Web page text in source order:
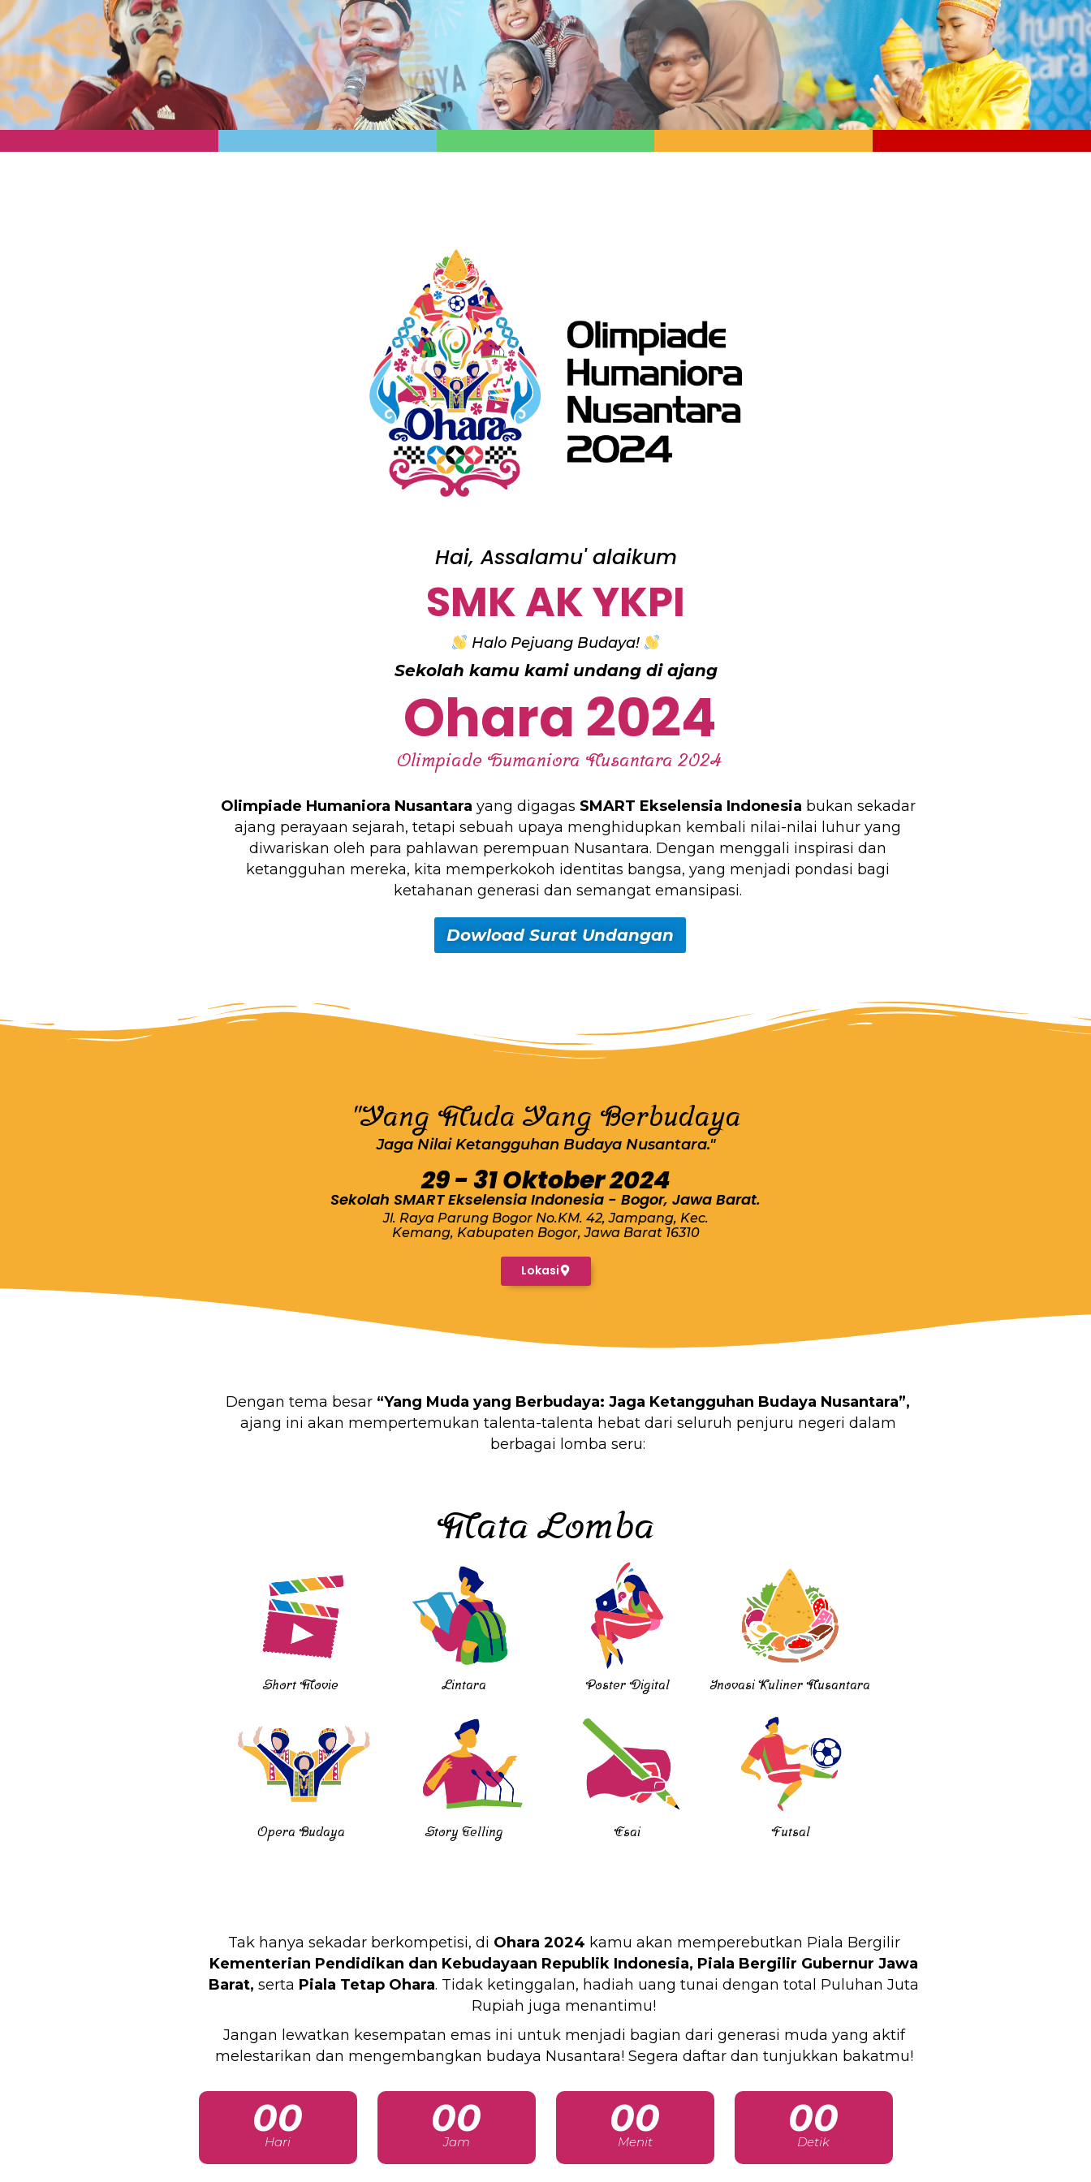
Hai, Assalamu' alaikum
SMK AK YKPI
Halo Pejuang Budaya!
Sekolah kamu kami undang di ajang
Ohara 2024
Olimpiade Humaniora Nusantara 2024
Olimpiade Humaniora Nusantara yang digagas SMART Ekselensia Indonesia bukan sekadar
ajang perayaan sejarah, tetapi sebuah upaya menghidupkan kembali nilai-nilai luhur yang
diwariskan oleh para pahlawan perempuan Nusantara. Dengan menggali inspirasi dan
ketangguhan mereka, kita memperkokoh identitas bangsa, yang menjadi pondasi bagi
ketahanan generasi dan semangat emansipasi.
Dowload Surat Undangan
"Yang Muda Yang Berbudaya
Jaga Nilai Ketangguhan Budaya Nusantara."
29 - 31 Oktober 2024
Sekolah SMART Ekselensia Indonesia - Bogor, Jawa Barat.
Jl. Raya Parung Bogor No.KM. 42, Jampang, Kec.
Kemang, Kabupaten Bogor, Jawa Barat 16310
Lokasi
Dengan tema besar “Yang Muda yang Berbudaya: Jaga Ketangguhan Budaya Nusantara”,
ajang ini akan mempertemukan talenta-talenta hebat dari seluruh penjuru negeri dalam
berbagai lomba seru:
Mata Lomba
Short Movie Lintara Poster Digital Inovasi Kuliner Nusantara
Opera Budaya Story Telling Esai Futsal
Tak hanya sekadar berkompetisi, di Ohara 2024 kamu akan memperebutkan Piala Bergilir
Kementerian Pendidikan dan Kebudayaan Republik Indonesia, Piala Bergilir Gubernur Jawa
Barat, serta Piala Tetap Ohara. Tidak ketinggalan, hadiah uang tunai dengan total Puluhan Juta
Rupiah juga menantimu!
Jangan lewatkan kesempatan emas ini untuk menjadi bagian dari generasi muda yang aktif
melestarikan dan mengembangkan budaya Nusantara! Segera daftar dan tunjukkan bakatmu!
00
Hari
00
Jam
00
Menit
00
Detik